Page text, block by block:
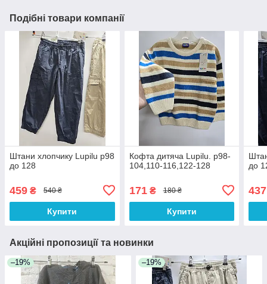
Подібні товари компанії
Штани хлопчику Lupilu р98
до 128
459 ₴ 540 ₴
Купити
Кофта дитяча Lupilu. р98-
104,110-116,122-128
171₴ 180 ₴
Купити
до
Акційні пропозиції та новинки
–19% –19%